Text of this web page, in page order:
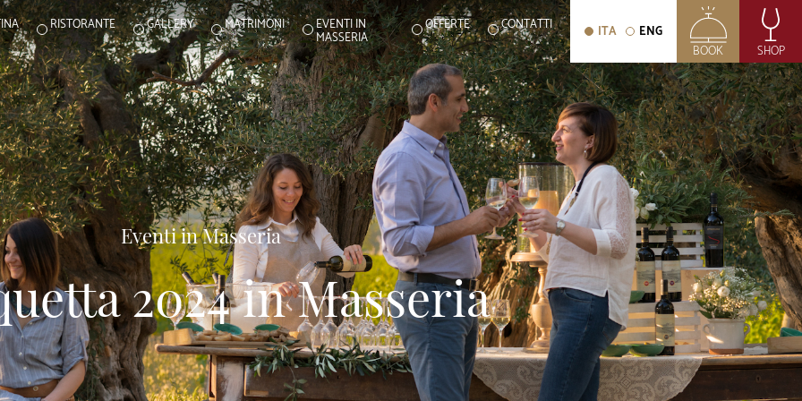
RISTORANTE GALLERY MATRIMONI EVENTI IN
MASSERIA
OFFERTE CONTATTI ITA
ENG
BOOK
SHOP
Eventi in Masseria
2024 in Masseria